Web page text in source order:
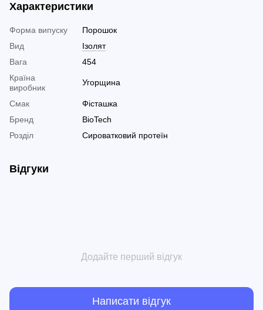
Характеристики
Форма випуску
Порошок
Вид
Ізолят
Вага
454
Країна
виробник
Угорщина
Смак
Фісташка
Бренд
BioTech
Розділ
Сироватковий протеїн
Відгуки
Додайте перший відгук
Написати відгук